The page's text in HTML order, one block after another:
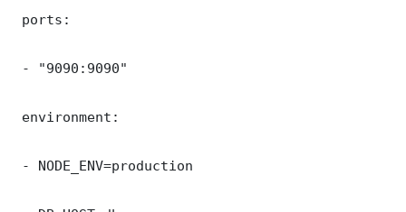
ports:
- "9090:9090"
environment:
- NODE_ENV=production